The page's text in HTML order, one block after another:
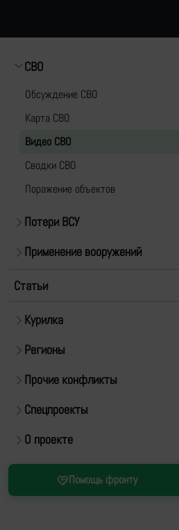
СВО
Обсуждение СВО
Карта СВО
Видео СВО
Cводки СВО
Поражение объектов
Потери ВСУ
Применение вооружений
Статьи
Курилка
Регионы
Прочие конфликты
Спецпроекты
О проекте
Помощь фронту